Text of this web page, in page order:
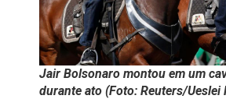
Jair Bolsonaro montou em um
durante ato (Foto: Reuters/Ueslei